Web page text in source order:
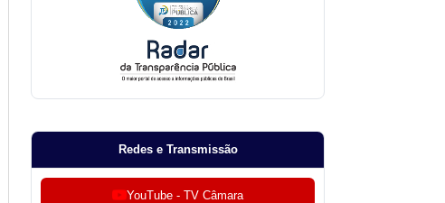
Redes e Transmissão
YouTube - TV Câmara